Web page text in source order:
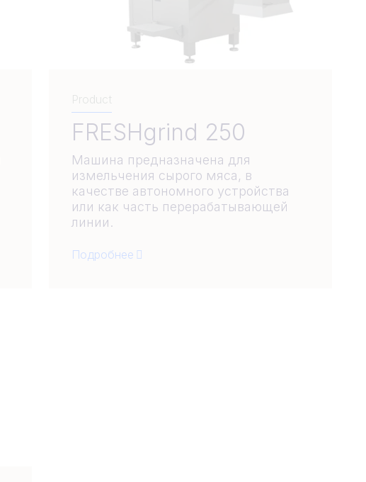
Product
FRESHgrind 250
Машина предназначена для
измельчения сырого мяса, в
качестве автономного устройства
или как часть перерабатывающей
линии.
Подробнее